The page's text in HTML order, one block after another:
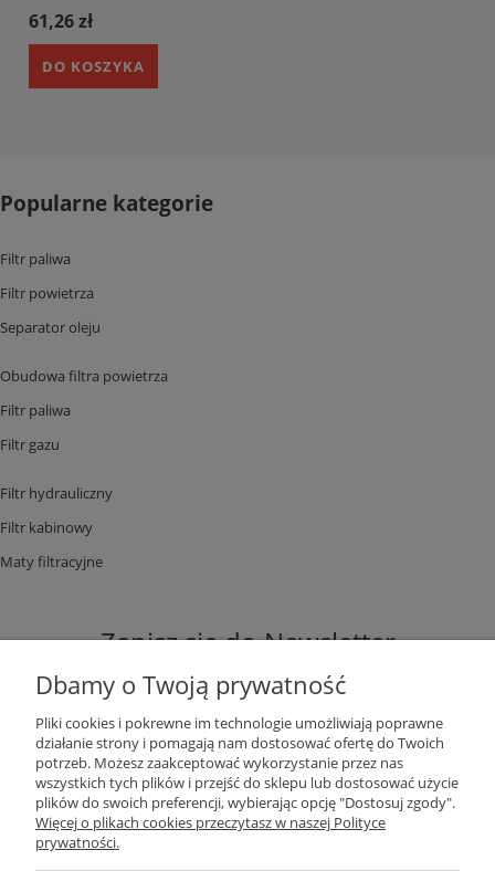
61,26 zł
DO KOSZYKA
Popularne kategorie
Filtr paliwa
Filtr powietrza
Separator oleju
Obudowa filtra powietrza
Filtr paliwa
Filtr gazu
Filtr hydrauliczny
Filtr kabinowy
Maty filtracyjne
Zapisz się do Newsletter
ZAPISZ SIĘ
Dbamy o Twoją prywatność
Pliki cookies i pokrewne im technologie umożliwiają poprawne
działanie strony i pomagają nam dostosować ofertę do Twoich
potrzeb. Możesz zaakceptować wykorzystanie przez nas
wszystkich tych plików i przejść do sklepu lub dostosować użycie
plików do swoich preferencji, wybierając opcję "Dostosuj zgody".
Więcej o plikach cookies przeczytasz w naszej Polityce
prywatności.